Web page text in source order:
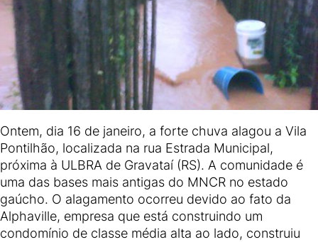
Ontem, dia 16 de janeiro, a forte chuva alagou a Vila
Pontilhão, localizada na rua Estrada Municipal,
próxima à ULBRA de Gravataí (RS). A comunidade é
uma das bases mais antigas do MNCR no estado
gaúcho. O alagamento ocorreu devido ao fato da
Alphaville, empresa que está construindo um
condomínio de classe média alta ao lado, construiu